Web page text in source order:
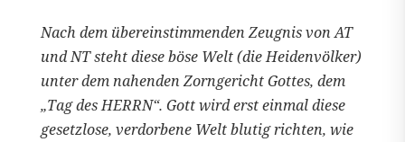
Nach dem übereinstimmenden Zeugnis von AT
und NT steht diese böse Welt (die Heidenvölker)
unter dem nahenden Zorngericht Gottes, dem
„Tag des HERRN“. Gott wird erst einmal diese
gesetzlose, verdorbene Welt blutig richten, wie